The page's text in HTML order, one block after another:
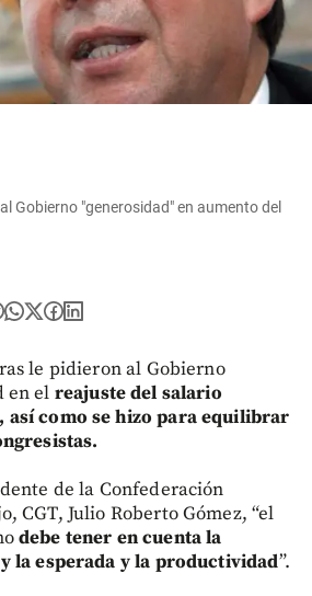
Gobierno "generosidad" en aumento del
le pidieron al Gobierno
en el reajuste del salario
así como se hizo para equilibrar
de la Confederación
CGT, Julio Roberto Gómez, “el
debe tener en cuenta la
la esperada y la productividad”.